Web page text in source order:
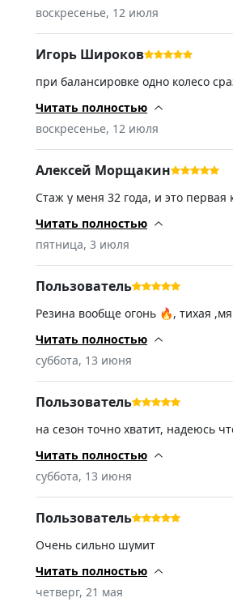
воскресенье, 12 июля
Игорь Широков
при балансировке одно колесо
Читать полностью
воскресенье, 12 июля
Алексей Морщакин
Стаж у меня 32 года, и это
шиномонтаже сказали, что
Читать полностью
пятница, 3 июля
Пользователь
Резина вообще огонь 🔥, тихая
Читать полностью
суббота, 13 июня
Пользователь
на сезон точно хватит, надеюсь
Читать полностью
суббота, 13 июня
Пользователь
Очень сильно шумит
Читать полностью
четверг, 21 мая